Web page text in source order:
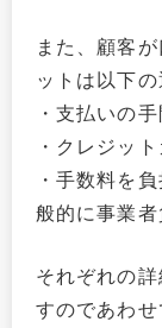
また、顧客
ットは以下の
・支払いの
・クレジッ
・手数料を
般的に事業者
それぞれの
すのであわせ